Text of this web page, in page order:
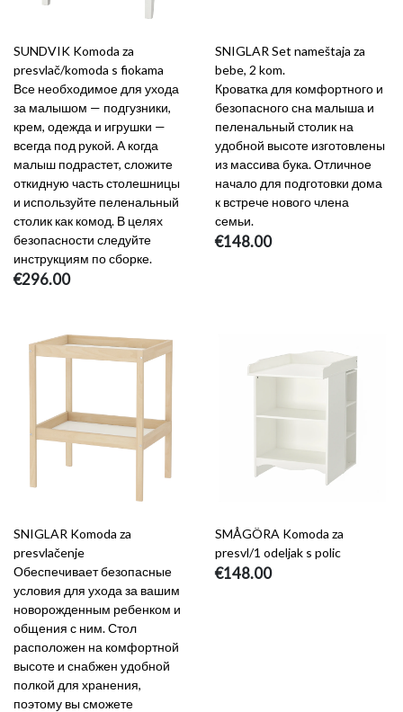
SUNDVIK Komoda za
presvlač/komoda s fiokama
Все необходимое для ухода
за малышом — подгузники,
крем, одежда и игрушки —
всегда под рукой. А когда
малыш подрастет, сложите
откидную часть столешницы
и используйте пеленальный
столик как комод. В целях
безопасности следуйте
инструкциям по сборке.
€296.00
SNIGLAR Set nameštaja za
bebe, 2 kom.
Кроватка для комфортного и
безопасного сна малыша и
пеленальный столик на
удобной высоте изготовлены
из массива бука. Отличное
начало для подготовки дома
к встрече нового члена
семьи.
€148.00
SNIGLAR Komoda za
presvlačenje
Обеспечивает безопасные
условия для ухода за вашим
новорожденным ребенком и
общения с ним. Стол
расположен на комфортной
высоте и снабжен удобной
полкой для хранения,
поэтому вы сможете
SMÅGÖRA Komoda za
presvl/1 odeljak s polic
€148.00